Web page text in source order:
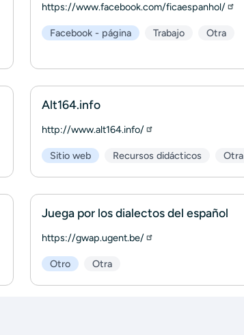
https://www.facebook.com/ficaespanhol/
Facebook - página Trabajo Otra
Alt164.info
http://www.alt164.info/
Sitio web Recursos didácticos Otra
Juega por los dialectos del español
https://gwap.ugent.be/
Otro Otra